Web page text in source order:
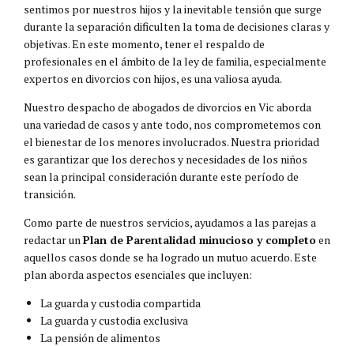
sentimos por nuestros hijos y la inevitable tensión que surge
durante la separación dificulten la toma de decisiones claras y
objetivas. En este momento, tener el respaldo de
profesionales en el ámbito de la ley de familia, especialmente
expertos en divorcios con hijos, es una valiosa ayuda.
Nuestro despacho de abogados de divorcios en Vic aborda
una variedad de casos y ante todo, nos comprometemos con
el bienestar de los menores involucrados. Nuestra prioridad
es garantizar que los derechos y necesidades de los niños
sean la principal consideración durante este período de
transición.
Como parte de nuestros servicios, ayudamos a las parejas a
redactar un Plan de Parentalidad minucioso y completoen
aquellos casos donde se ha logrado un mutuo acuerdo. Este
plan aborda aspectos esenciales que incluyen:
La guarda y custodia compartida
La guarda y custodia exclusiva
La pensión de alimentos